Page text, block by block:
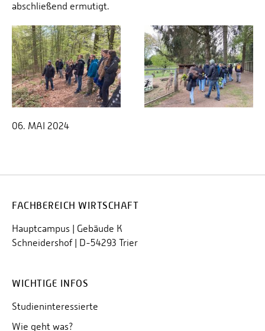
abschließend ermutigt.
06. MAI 2024
FACHBEREICH WIRTSCHAFT
Hauptcampus | Gebäude K
Schneidershof | D-54293 Trier
WICHTIGE INFOS
Studieninteressierte
Wie geht was?